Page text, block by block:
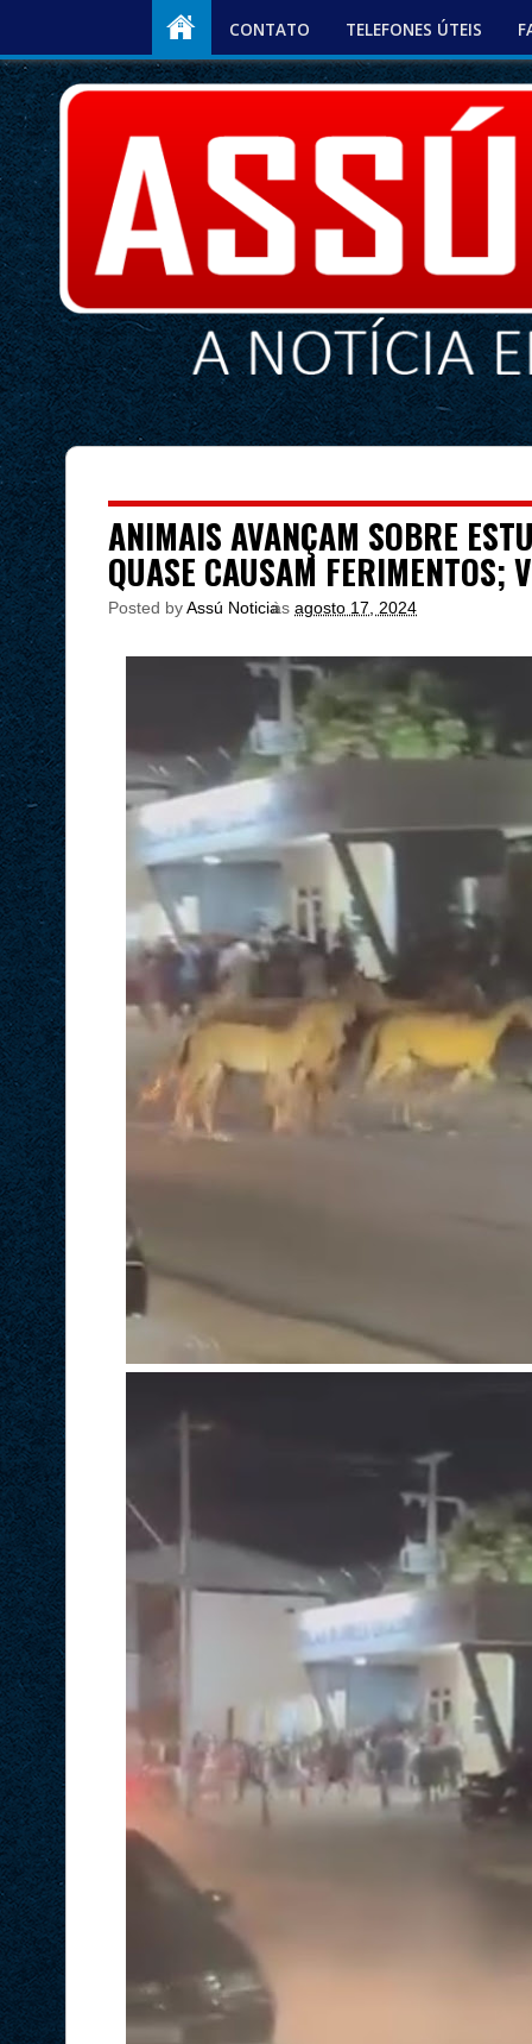
CONTATO TELEFONES ÚTEIS
ANIMAIS AVANÇAM SOBRE
QUASE CAUSAM FERIMENTOS;
Posted byAssú Noticia
às agosto 17, 2024